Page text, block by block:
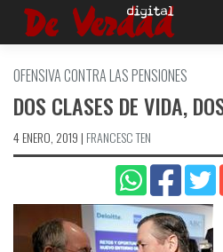
Saltar
OFENSIVA CONTRA LAS PENSIONES
DOS CLASES DE VIDA,
4 ENERO, 2019 | FRANCESC TEN